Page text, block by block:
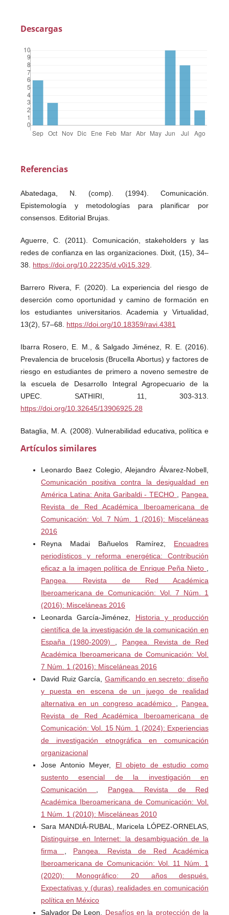
Descargas
Referencias
Abatedaga, N. (comp). (1994). Comunicación.
Epistemología y metodologías para planificar por
consensos. Editorial Brujas.
Aguerre, C. (2011). Comunicación, stakeholders y las
redes de confianza en las organizaciones. Dixit, (15), 34–
38. https://doi.org/10.22235/d.v0i15.329.
Barrero Rivera, F. (2020). La experiencia del riesgo de
deserción como oportunidad y camino de formación en
los estudiantes universitarios. Academia y Virtualidad,
13(2), 57–68. https://doi.org/10.18359/ravi.4381
Ibarra Rosero, E. M., & Salgado Jiménez, R. E. (2016).
Prevalencia de brucelosis (Brucella Abortus) y factores de
riesgo en estudiantes de primero a noveno semestre de
la escuela de Desarrollo Integral Agropecuario de la
UPEC. SATHIRI, 11, 303-313.
https://doi.org/10.32645/13906925.28
Bataglia, M. A. (2008). Vulnerabilidad educativa, política e
institucional en comunidades afectadas por las
la gestión y la gobernabilidad. Geográfica Digital, 5(10),
https://doi.org/10.30972/geo.5102828
Bauman, Z. (2007). Miedo líquido: La sociedad
contemporánea y sus temores. Paidós.
Bauman, Z. (2015). Modernidad líquida (3ª edición).
Beck, U. (2010). La sociedad del riesgo: Hacia una nueva
modernidad. Paidós.
Bourdieu, P., & Passeron, J. (1977). Reproduction in
education, society and culture. SAGE Publications.
Capriotti, P. (1992). La imagen de la empresa. Estrategia
para una comunicación integrada. El Ateneo.
Cardona O. (2002). La necesidad de pensar de manera
holística los conceptos de vulnerabilidad y riesgo.
Universidad de Los Andes. Recuperado el 3 de marzo de
https://acortar.link/4HOstV
Cardozo, S., Fernández, T., Míguez, M. N., & Patrón, R.
(2014). Transición entre ciclos: marco análitico. En T.
Fernández, El tránsito entre ciclos en la Educación Media
y Superior de Uruguay (pp. 21-40). UDELAR.
Collins, R. (1979). The credential society: An historical
sociology of education and stratification. Academic Press.
Cóppola, G. (2019). Gestión del Riesgo Comunicacional.
Puesta en práctica. Cuadernos Del Centro De Estudios
De Diseño Y Comunicación, (40), 33-46.
https://doi.org/10.18682/cdc.v40i40.1438
Cozzi, J.M. (2022). Institucionalización y gobernanza de
las políticas de comunicación y gestión del riesgo.
Artículos similares
Leonardo Baez Colegio, Alejandro Álvarez-Nobell,
Comunicación positiva contra la desigualdad en
América Latina: Anita Garibaldi - TECHO
Pangea.
Revista de Red Académica Iberoamericana de
Comunicación: Vol. 7 Núm. 1 (2016): Misceláneas
2016
Reyna Madai Bañuelos Ramírez, Encuadres
periodísticos y reforma energética: Contribución
eficaz a la imagen política de Enrique Peña Nieto
Pangea. Revista de Red Académica
Iberoamericana de Comunicación: Vol. 7 Núm. 1
(2016): Misceláneas 2016
Leonarda García-Jiménez, Historia y producción
científica de la investigación de la comunicación en
España (1980-2009)
Pangea. Revista de Red
Académica Iberoamericana de Comunicación: Vol.
7 Núm. 1 (2016): Misceláneas 2016
David Ruiz García, Gamificando en secreto: diseño
y puesta en escena de un juego de realidad
alternativa en un congreso académico
Pangea.
Revista de Red Académica Iberoamericana de
Comunicación: Vol. 15 Núm. 1 (2024): Experiencias
de investigación etnográfica en comunicación
organizacional
Jose Antonio Meyer, El objeto de estudio como
sustento esencial de la investigación en
Comunicación
Pangea. Revista de Red
Académica Iberoamericana de Comunicación: Vol.
1 Núm. 1 (2010): Misceláneas 2010
Sara MANDIÁ-RUBAL, Maricela LÓPEZ-ORNELAS,
Distinguirse en Internet: la desambiguación de la
firma
Pangea. Revista de Red Académica
Iberoamericana de Comunicación: Vol. 11 Núm. 1
(2020): Monográfico: 20 años después.
Expectativas y (duras) realidades en comunicación
política en México
Salvador De Leon, Desafíos en la protección de la